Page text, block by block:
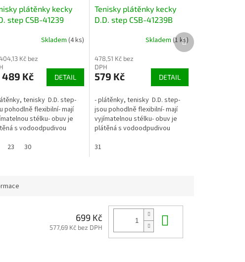
plátěnky kecky
step CSB-41239
Skladem(4 ks)
Kč bez
489 Kč DETAIL
tenisky D.D. step-
pohodlně flexibilní- mají
stélku- obuv je
s vodoodpudivou
na 2 suché zipy- lze...
23 30
Tenisky plátěnky kecky
D.D. step CSB-41239B
Skladem (1 ks)
478,51 Kč bez
DPH
579 Kč DETAIL
- plátěnky, tenisky D.D. step-
jsou pohodlně flexibilní- mají
vyjímatelnou stélku- obuv je
plátěná s vodoodpudivou
zapínání na 2...
31
Další
produkt
699 Kč
577,69 Kč bez DPH